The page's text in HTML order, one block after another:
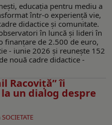
educația pentru mediu a
într-o experiență vie,
didactice și comunitate.
în luncă și lideri în
finanțare de 2.500 de euro,
- iunie 2026 și reuneşte 152
nouă cadre didactice -
Racoviță” îi
un dialog despre
SOCIETATE